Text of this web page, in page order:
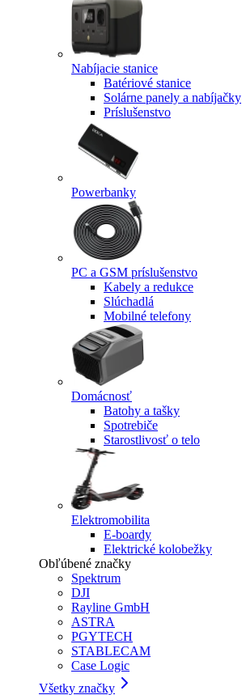
Nabíjacie stanice
Batériové stanice
Solárne panely a nabíjačky
Príslušenstvo
Powerbanky
PC a GSM príslušenstvo
Kabely a redukce
Slúchadlá
Mobilné telefony
Domácnosť
Batohy a tašky
Spotrebiče
Starostlivosť o telo
Elektromobilita
E-boardy
Elektrické kolobežky
Obľúbené značky
Spektrum
DJI
Rayline GmbH
ASTRA
PGYTECH
STABLECAM
Case Logic
Všetky značky